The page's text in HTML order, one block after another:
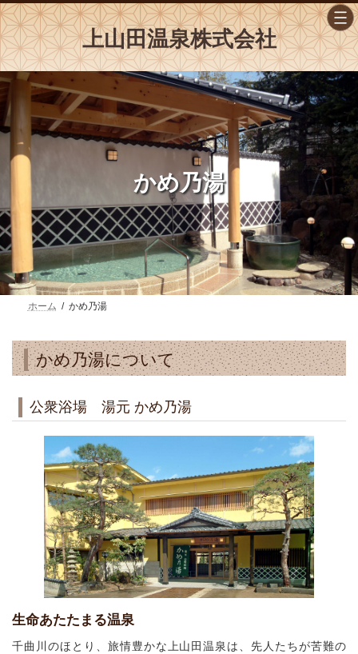
コ
ン
テ
ン
ツ
へ
ス
キ
ッ
プ
ナ
ビ
ゲ
ー
シ
ョ
ン
に
移
動
上山田温泉株式会社
かめ乃湯
ホーム かめ乃湯
かめ乃湯について
公衆浴場 湯元 かめ乃湯
生命あたたまる温泉
千曲川のほとり、旅情豊かな上山田温泉は、先人たちが苦難の